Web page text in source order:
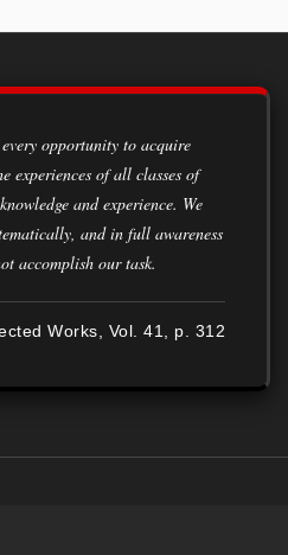
experiences of all classes of
and experience. We
and in full awareness
accomplish our task.
Works, Vol. 41, p. 312